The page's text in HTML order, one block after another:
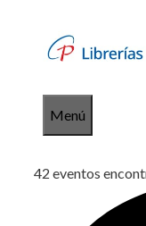
contenido
Menú
42 eventos